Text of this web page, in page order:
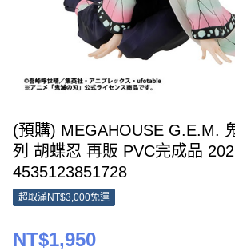
(預購) MEGAHOUSE G.E.M.
列 胡蝶忍 再販 PVC完成品
4535123851728
超取滿NT$3,000免運
NT$1,950